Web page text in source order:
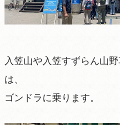
入笠山や入笠すずらん山
は、
ゴンドラに乗ります。